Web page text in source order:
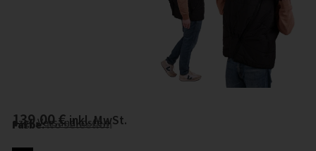
139,00€ inkl. MwSt.
zzgl.Versandkosten
Farbe:No selection